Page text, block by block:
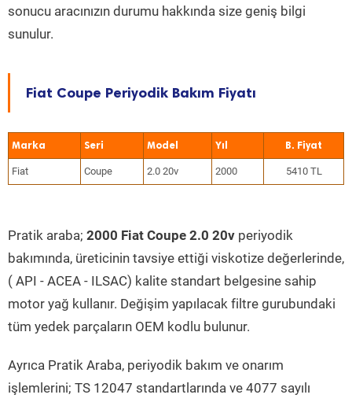
sonucu aracınızın durumu hakkında size geniş bilgi
sunulur.
Fiat Coupe Periyodik Bakım Fiyatı
Marka Seri Model Yıl
Fiat Coupe 2.0 20v 2000 5410 TL
Pratik araba; 2000 Fiat Coupe 2.0 20v periyodik
bakımında, üreticinin tavsiye ettiği viskotize değerlerinde,
( API - ACEA - ILSAC) kalite standart belgesine sahip
motor yağ kullanır. Değişim yapılacak filtre gurubundaki
tüm yedek parçaların OEM kodlu bulunur.
Ayrıca Pratik Araba, periyodik bakım ve onarım
işlemlerini; TS 12047 standartlarında ve 4077 sayılı